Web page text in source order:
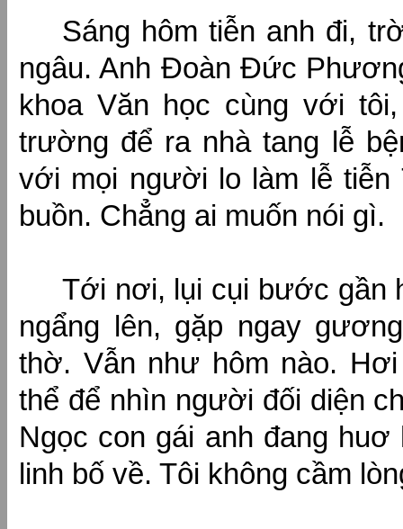
Sáng hôm tiễn anh đi,
ngâu. Anh Đoàn Đức
khoa Văn học cùng với
trường để ra nhà tang lễ
với mọi người lo làm lễ tiễn
buồn. Chẳng ai muốn nói gì.
Tới nơi, lụi cụi bước gần
ngẩng lên, gặp ngay
thờ. Vẫn như hôm nào.
thể để nhìn người đối diện
Ngọc con gái anh đang
linh bố về. Tôi không cầm